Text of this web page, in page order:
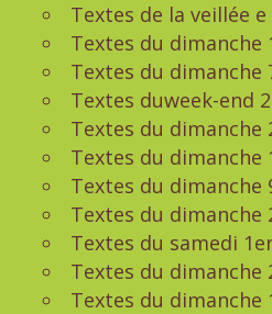
Textes de la veillée
Textes du dimanche
Textes du dimanche
Textes duweek-end
Textes du dimanche
Textes du dimanche
Textes du dimanche
Textes du dimanche
Textes du samedi
Textes du dimanche
Textes du dimanche